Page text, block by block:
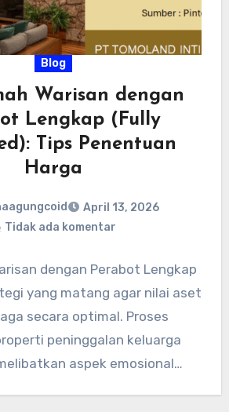
Blog
Warisan dengan
Lengkap (Fully
Tips Penentuan
Harga
April 13, 2026
Tidak ada komentar
dengan Perabot Lengkap
yang matang agar nilai aset
secara optimal. Proses
peninggalan keluarga
aspek emosional